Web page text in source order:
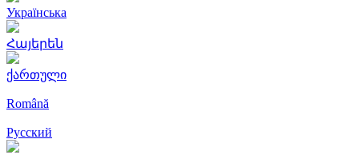
Українська
Հայերեն
ქართული
Română
Русский